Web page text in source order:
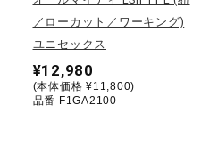
／ローカット／ワーキング)
ユニセックス
¥12,980
(本体価格 ¥11,800)
品番 F1GA2100